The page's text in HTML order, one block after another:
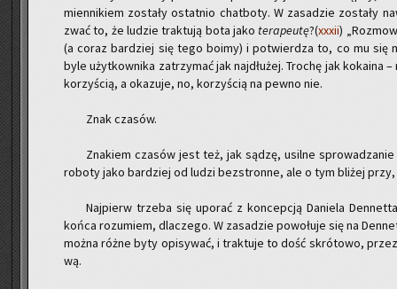
mien­ni­kiem zo­sta­ły ostat­nio chat­bo­ty. W za­sa­dzie zo­sta­ły
zwać to, że lu­dzie trak­tu­ją bota jako te­ra­peu­tę?(xxxii)
(a coraz bar­dziej się tego boimy) i po­twier­dza to, co mu się
byle użyt­kow­ni­ka za­trzy­mać jak naj­dłu­żej. Tro­chę jak ko­ka­ina
ko­rzy­ścią, a oka­zu­je, no, ko­rzy­ścią na pewno nie.
Znak cza­sów.
Zna­kiem cza­sów jest też, jak sądzę, usil­ne
ro­bo­ty jako bar­dziej od ludzi bez­stron­ne, ale o tym bli­żej
Naj­pierw trze­ba się upo­rać z kon­cep­cją Da­nie­la
końca ro­zu­miem, dla­cze­go. W za­sa­dzie po­wo­łu­je się na
można różne byty opi­sy­wać, i trak­tu­je to dość skró­to­wo,
wą.